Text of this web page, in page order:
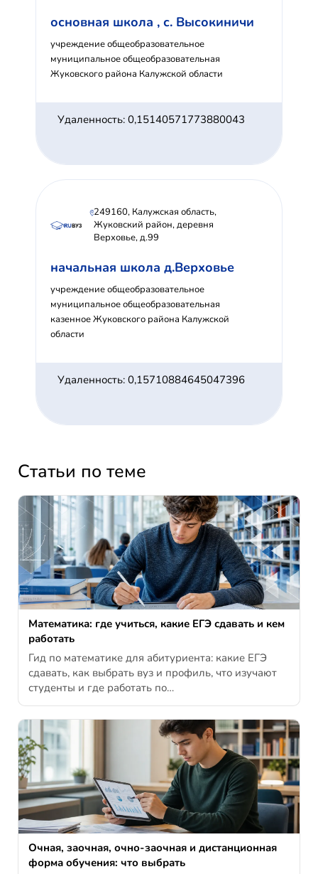
основная школа , с. Высокиничи
учреждение общеобразовательное
муниципальное общеобразовательная
Жуковского района Калужской области
Удаленность: 0,15140571773880043
249160, Калужская область,
Жуковский район, деревня
Верховье, д.99
начальная школа д.Верховье
учреждение общеобразовательное
муниципальное общеобразовательная
казенное Жуковского района Калужской
области
Удаленность: 0,15710884645047396
Статьи по теме
Математика: где учиться, какие ЕГЭ сдавать и кем
работать
Гид по математике для абитуриента: какие ЕГЭ
сдавать, как выбрать вуз и профиль, что изучают
студенты и где работать по…
Очная, заочная, очно-заочная и дистанционная
форма обучения: что выбрать